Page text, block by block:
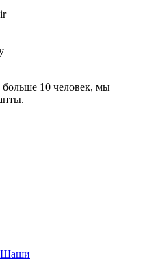
10 человек, мы
Шаши